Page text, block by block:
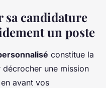
candidature
un poste
constitue la
une mission
avant vos